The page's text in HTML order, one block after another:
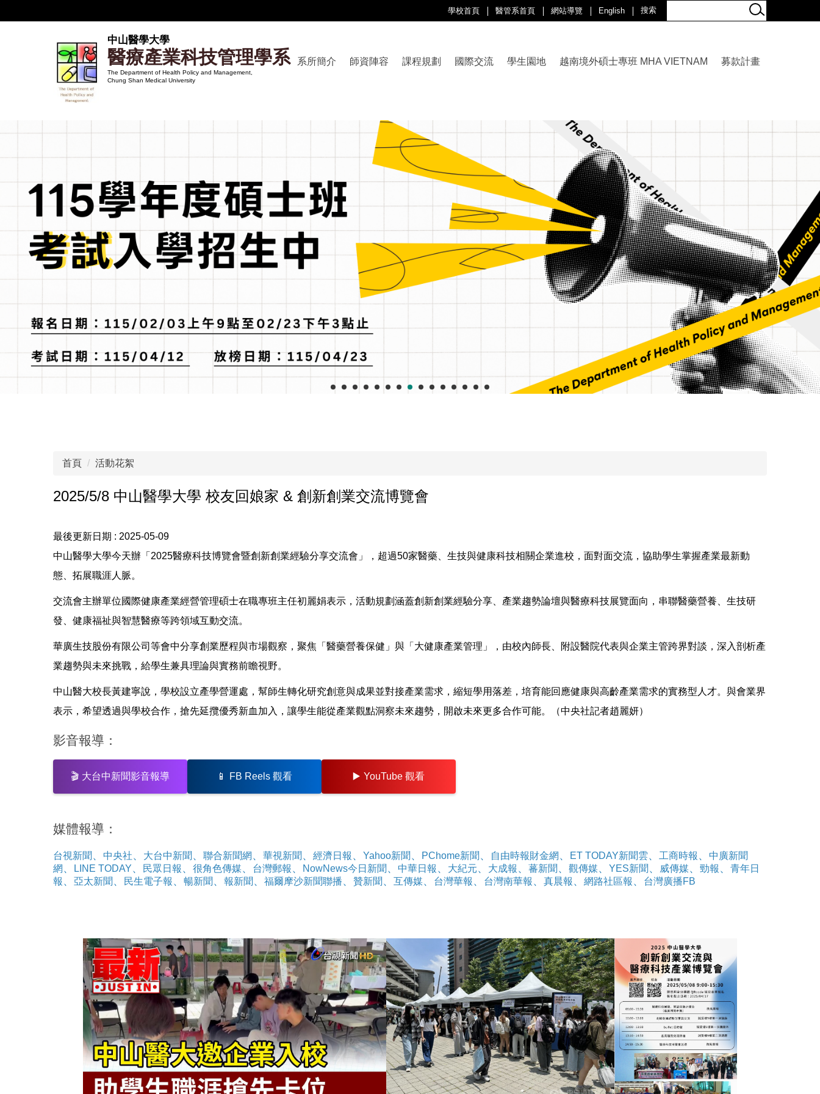
到
中山醫學大學
醫療產業科技管理學系
The Department of Health Policy and Management,
Chung Shan Medical University
系所簡介 師資陣容 課程規劃 國際交流 學生園地 越南境外碩士專班 MHA VIETNAM 募款計畫
學校首頁 醫管系首頁 網站導覽 English
首頁 活動花絮
2025/5/8 中山醫學大學 校友回娘家 & 創新創業交流博覽會
最後更新日期 : 2025-05-09
中山醫學大學今天辦「2025醫療科技博覽會暨創新創業經驗分享交流會」，超過50家醫藥、生技與健康科技相關企業進校，面對面交流，協助學生掌握產業最新動
態、拓展職涯人脈。
交流會主辦單位國際健康產業經營管理碩士在職專班主任初麗娟表示，活動規劃涵蓋創新創業經驗分享、產業趨勢論壇與醫療科技展覽面向，串聯醫藥營養、生技研
發、健康福祉與智慧醫療等跨領域互動交流。
華廣生技股份有限公司等會中分享創業歷程與市場觀察，聚焦「醫藥營養保健」與「大健康產業管理」，由校內師長、附設醫院代表與企業主管跨界對談，深入剖析產
業趨勢與未來挑戰，給學生兼具理論與實務前瞻視野。
中山醫大校長黃建寧說，學校設立產學營運處，幫師生轉化研究創意與成果並對接產業需求，縮短學用落差，培育能回應健康與高齡產業需求的實務型人才。與會業界
表示，希望透過與學校合作，搶先延攬優秀新血加入，讓學生能從產業觀點洞察未來趨勢，開啟未來更多合作可能。（中央社記者趙麗妍）
影音報導：
🎬 大台中新聞影音報導 📱 FB Reels 觀看 ▶️ YouTube 觀看
媒體報導：
台視新聞 、 中央社、 大台中新聞 、 聯合新聞網 、 華視新聞 、 經濟日報 、 Yahoo新聞 、 PChome新聞 、 自由時報財金網 、 ET TODAY新聞雲、 工商時報 、 中廣新聞
網 、 LINE TODAY、 民眾日報 、 很角色傳媒、 台灣郵報 、 NowNews今日新聞 、 中華日報 、 大紀元、 大成報 、 蕃新聞 、 觀傳媒、 YES新聞 、 威傳媒、 勁報 、 青年日
報 、 亞太新聞 、 民生電子報 、 暢新聞 、 報新聞 、 福爾摩沙新聞聯播、 贊新聞 、 互傳媒、 台灣華報 、 台灣南華報 、 真晨報 、 網路社區報 、 台灣廣播FB